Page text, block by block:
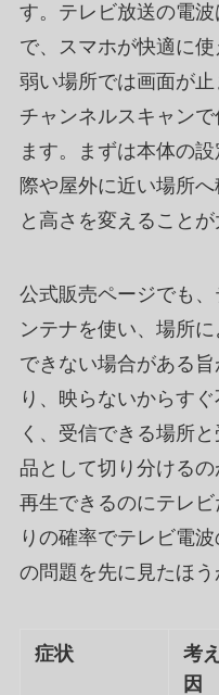
す。テレビ放送の電
で、スマホが快適に
弱い場所では画面が止
チャンネルスキャン
ます。まずは本体の
際や屋外に近い場所
と高さを変えることが
公式販売ページでも
ンテナを使い、場所
できない場合がある
り、映らないからす
く、受信できる場所
品として切り分ける
再生できるのにテレ
りの確率でテレビ電
の問題を先に見たほう
症状
考
因